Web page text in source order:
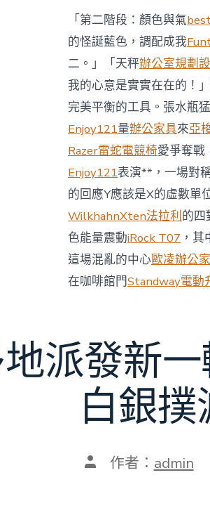
「第二階段：顏色與氣
的怪誕藍色，調配成我
二。」「天秤辦公室規劃
我的心意是實實在在的！
完美平衡的工具。張水瓶
Enjoy121量辦公家具來亞
Razer雷蛇電競椅愛爭奪戰
Enjoy121表演**，一場對
的回應Y應該是X的虛數單
WilkhahnXten法拉利的四
色能量震動iRock T07 ，
這場混亂的中心歐凌辦公
在咖啡館門Standway電動
派發新
白銀
文 作者： admin